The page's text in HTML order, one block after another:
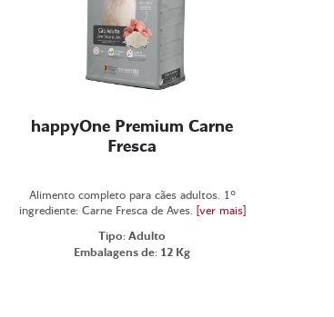
happyOne Premium Carne
Fresca
Alimento completo para cães adultos. 1º
ingrediente: Carne Fresca de Aves. [ver mais]
Tipo: Adulto
Embalagens de: 12 Kg